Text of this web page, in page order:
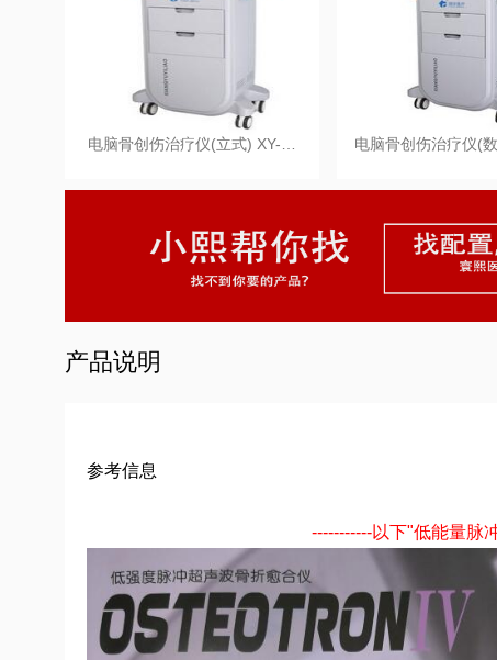
电脑骨创伤治疗仪(立式) XY-… 电脑骨创伤治疗仪(
产品说明
参考信息
-----------以下"低能量脉